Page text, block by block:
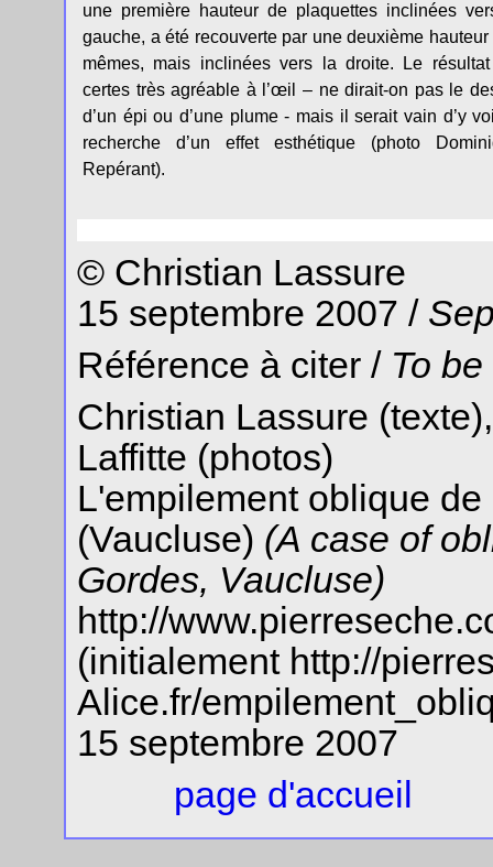
une première hauteur de plaquettes inclinées
gauche, a été recouverte par une deuxième hauteur
mêmes, mais inclinées vers la droite. Le
certes très agréable à l’œil – ne dirait-on pas le
d’un épi ou d’une plume - mais il serait vain d’y
recherche d’un effet esthétique (photo
Repérant).
© Christian Lassure
15 septembre 2007 /
Référence à citer / To
Christian Lassure
Laffitte (photos)
L'empilement oblique
(Vaucluse) (A case of
Gordes, Vaucluse)
http://
(initialement http://
Alice.fr/
15 septembre 2007
page d'accueil